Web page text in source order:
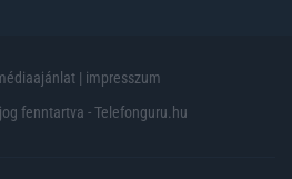
| impresszum
fenntartva - Telefonguru.hu